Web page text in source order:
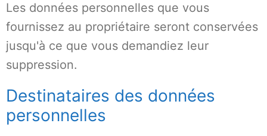
Les données personnelles que vous
fournissez au propriétaire seront conservées
jusqu'à ce que vous demandiez leur
suppression.
Destinataires des données
personnelles